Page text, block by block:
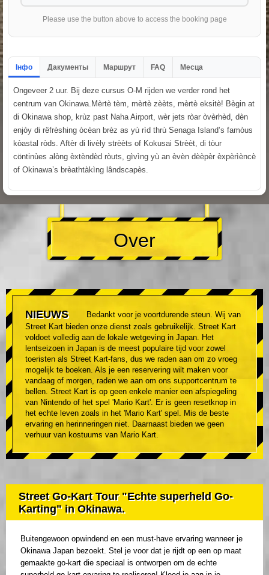
Please use the button above to access the booking page
Інфо Дакументы Маршрут FAQ Месца
Ongeveer 2 uur. Bij deze cursus O-M rijden we verder rond het
centrum van Okinawa.Mèrtè tèm, mèrtè zèèts, mèrtè eksitè! Bègin at
di Okinawa shop, krùz past Naha Airport, wèr jets ròar òvèrhèd, dèn
enjòy di rëfrèshing òcèan brèz as yù rìd thrù Senaga Island’s famòus
kòastal ròds. Aftèr di livèly strèèts of Kokusai Strèèt, di tòur
cöntinùes alòng èxtèndèd ròuts, gìvìng yù an èvèn dèèpèr èxpèrìèncè
of Okinawa’s brèathtàkìng lândscapès.
Over
NIEUWS
Bedankt voor je voortdurende steun. Wij van
Street Kart bieden onze dienst zoals gebruikelijk. Street Kart
voldoet volledig aan de lokale wetgeving in Japan. Het
lentseizoen in Japan is de meest populaire tijd voor zowel
toeristen als Street Kart-fans, dus we raden aan om zo vroeg
mogelijk te boeken. Als je een reservering wilt maken voor
vandaag of morgen, raden we aan om ons supportcentrum te
bellen. Street Kart is op geen enkele manier een afspiegeling
van Nintendo of het spel 'Mario Kart'. Er is geen resetknop in
het echte leven zoals in het 'Mario Kart' spel. Mis de beste
ervaring en herinneringen niet. Daarnaast bieden we geen
verhuur van kostuums van Mario Kart.
Street Go-Kart Tour "Echte superheld Go-
Karting" in Okinawa.
Buitengewoon opwindend en een must-have ervaring wanneer je
Okinawa Japan bezoekt. Stel je voor dat je rijdt op een op maat
gemaakte go-kart die speciaal is ontworpen om de echte